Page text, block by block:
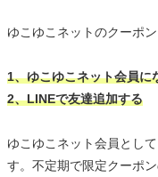
ゆこゆこネットのクーポ
1、ゆこゆこネット会員に
2、LINEで友達追加する
ゆこゆこネット会員とし
す。不定期で限定クーポ